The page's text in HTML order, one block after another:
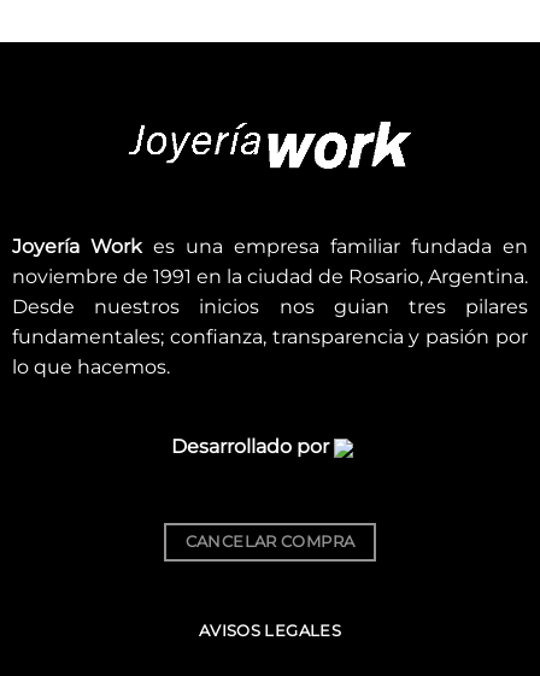
Joyería Workes una empresa familiar fundada en
noviembre de 1991 en la ciudad de Rosario, Argentina.
Desde nuestros inicios nos guian tres pilares
fundamentales; confianza, transparencia y pasión por
lo que hacemos.
Desarrollado por
CANCELAR COMPRA
AVISOS LEGALES